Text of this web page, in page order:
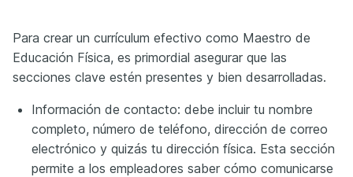
Para crear un currículum efectivo como Maestro de
Educación Física, es primordial asegurar que las
secciones clave estén presentes y bien desarrolladas.
Información de contacto: debe incluir tu nombre
completo, número de teléfono, dirección de correo
electrónico y quizás tu dirección física. Esta sección
permite a los empleadores saber cómo comunicarse